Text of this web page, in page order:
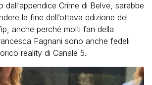
dell’appendice Crime di Belve, sarebbe
la fine dell’ottava edizione del
anche perché molti fan della
Fagnani sono anche fedeli
reality di Canale 5.